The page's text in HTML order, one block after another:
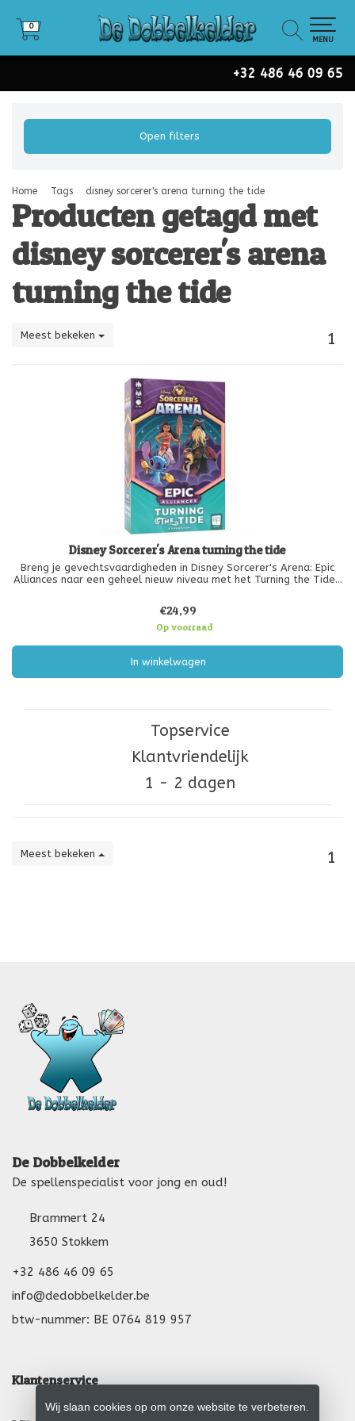
+32 486 46 09 65
0
0
MENU
Open filters
Home Tags disney sorcerer's arena turning the tide
Producten getagd met
disney sorcerer's arena
turning the tide
Meest bekeken 1
Disney Sorcerer's Arena turning the tide
Breng je gevechtsvaardigheden in Disney Sorcerer's Arena: Epic
Alliances naar een geheel nieuw niveau met het Turning the Tide-
di
€24,99
Op voorraad
In winkelwagen
Topservice
Klantvriendelijk
1 - 2 dagen
Meest bekeken 1
De Dobbelkelder
De spellenspecialist voor jong en oud!
Brammert 24
3650 Stokkem
+32 486 46 09 65
info@dedobbelkelder.be
btw-nummer: BE 0764 819 957
Klantenservice
Wij slaan cookies op om onze website te verbeteren.